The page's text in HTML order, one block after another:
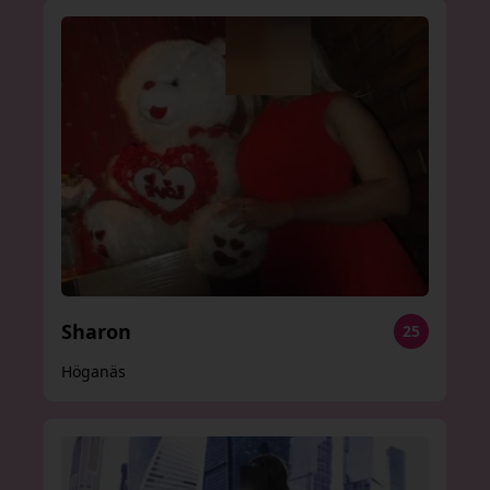
Sharon
25
Höganäs